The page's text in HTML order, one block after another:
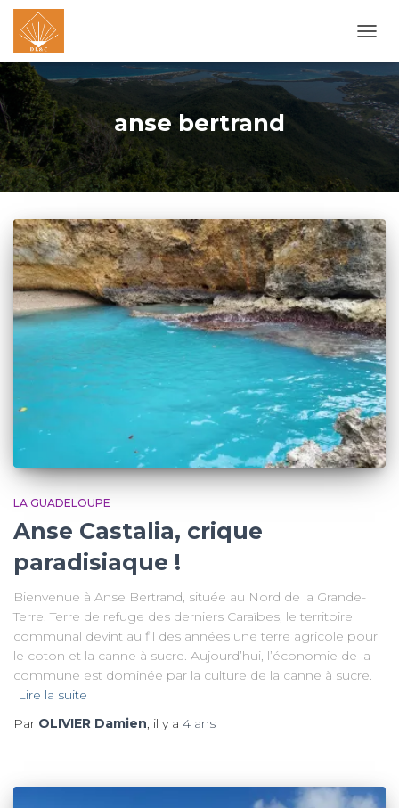
LA
anse bertrand
LA GUADELOUPE
Anse Castalia, crique
paradisiaque !
Bienvenue à Anse Bertrand, située au Nord de la Grande-
Terre. Terre de refuge des derniers Caraïbes, le territoire
communal devint au fil des années une terre agricole pour
le coton et la canne à sucre. Aujourd’hui, l’économie de la
commune est dominée par la culture de la canne à sucre.
Lire la suite
Par OLIVIER Damien, il y a 4 ans